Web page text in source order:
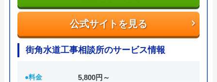
R F
1 か月前
リフォーム依頼しました、工事漏れありま
公式サイトを見る
街角水道工事相談所のサービス情報
●料金 5,800円～